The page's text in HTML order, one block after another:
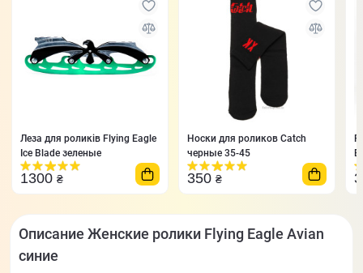
Леза для роликів Flying Eagle
Ice Blade зеленые
1300 ₴
Носки для роликов Catch
черные 35-45
350 ₴
Описание Женские ролики Flying Eagle Avian
синие